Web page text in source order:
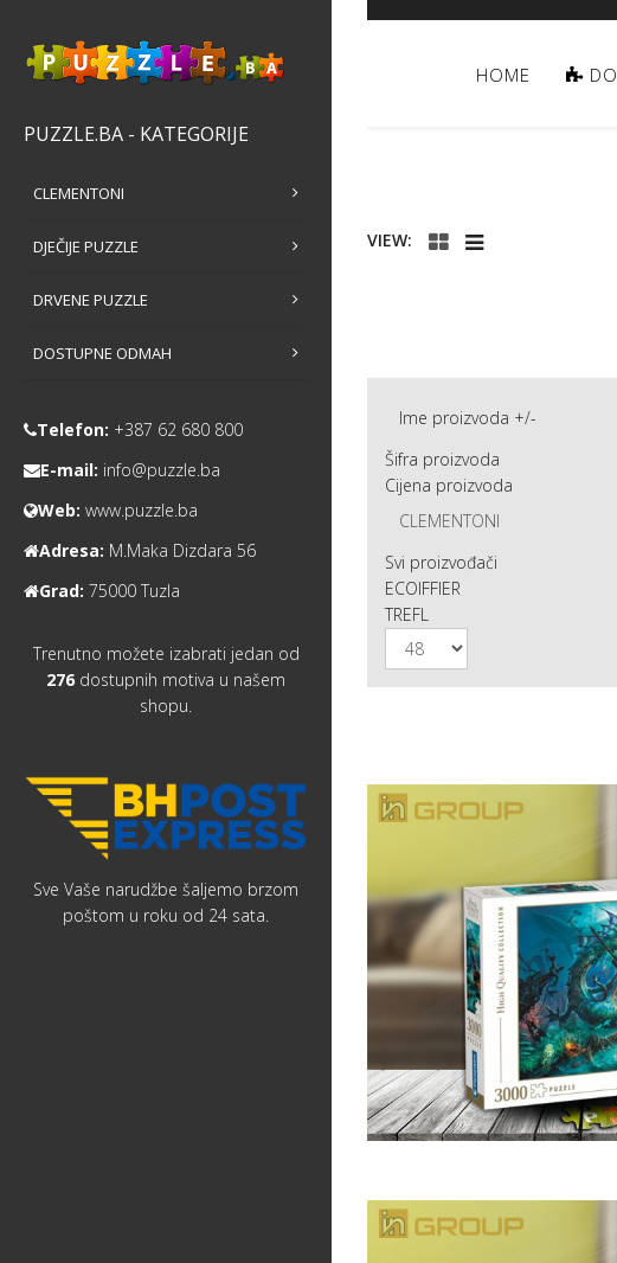
HOME
VIEW:
Ime proizvoda +/-
Šifra proizvoda
Cijena proizvoda
CLEMENTONI
Svi proizvođači
ECOIFFIER
TREFL
PUZZLE.BA - KATEGORIJE
CLEMENTONI
DJEČIJE PUZZLE
DRVENE PUZZLE
DOSTUPNE ODMAH
Telefon: +387 62 680 800
E-mail: info@puzzle.ba
Web: www.puzzle.ba
Adresa: M.Maka Dizdara 56
Grad: 75000 Tuzla
Trenutno možete izabrati jedan od
276 dostupnih motiva u našem
shopu.
Sve Vaše narudžbe šaljemo brzom
poštom u roku od 24 sata.